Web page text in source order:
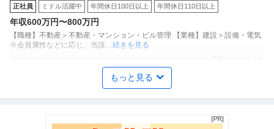
実／プライム上場大林組G
正社員 ミドル活躍中 年間休日100日以上 年間休日110日以上
年収600万円〜800万円
【職種】不動産＞不動産・マンション・ビル管理 【業種】建設＞設備・電気
※会員属性などに応じ、当該…続きを見る
個人営業 ／ キャリアアドバイザー（入社2年目平均年収 1820万円
／未経験歓迎）
株式会社MyVision
もっと見る